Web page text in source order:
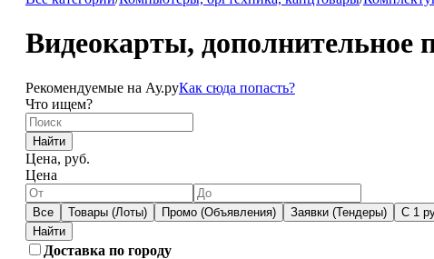
Видеокарты, дополнительное
Рекомендуемые на Ау.руКак сюда попасть?
Что ищем?
Найти
Цена, руб.
Цена
Все Товары (Лоты) Промо (Объявления) Заявки (Тендеры) С 1
Доставка по городу